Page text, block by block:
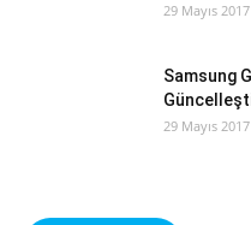
29 Mayıs 2017
Samsung
29 Mayıs 2017